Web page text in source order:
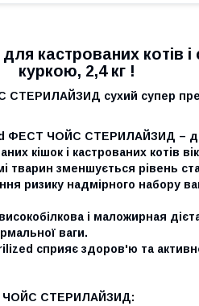
кастрованих котів і
куркою, 2,4 кг !
сухий супер
ФЕСТ ЧОЙС СТЕРИЛАЙЗИД –
кішок і кастрованих котів
тварин зменшується рівень
ризику надмірного набору
і маложирная
ваги.
сприяє здоров'ю та
ЧОЙС СТЕРИЛАЙЗИД: